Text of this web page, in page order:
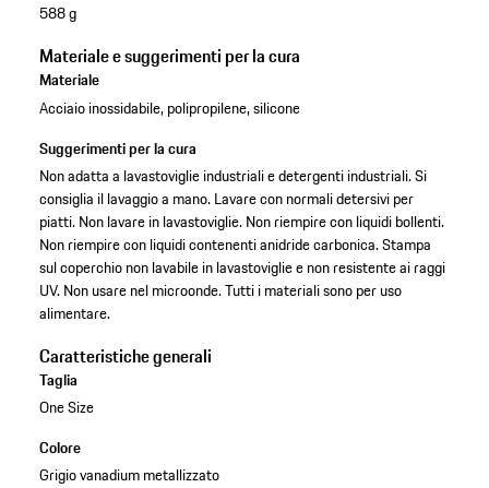
588 g
Materiale e suggerimenti per la cura
Materiale
Acciaio inossidabile, polipropilene, silicone
Suggerimenti per la cura
Non adatta a lavastoviglie industriali e detergenti industriali. Si
consiglia il lavaggio a mano. Lavare con normali detersivi per
piatti. Non lavare in lavastoviglie. Non riempire con liquidi bollenti.
Non riempire con liquidi contenenti anidride carbonica. Stampa
sul coperchio non lavabile in lavastoviglie e non resistente ai raggi
UV. Non usare nel microonde. Tutti i materiali sono per uso
alimentare.
Caratteristiche generali
Taglia
One Size
Colore
Grigio vanadium metallizzato